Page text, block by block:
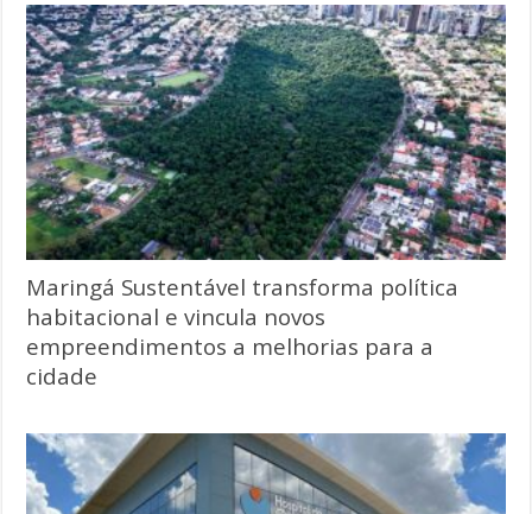
Maringá Sustentável transforma política
habitacional e vincula novos
empreendimentos a melhorias para a
cidade